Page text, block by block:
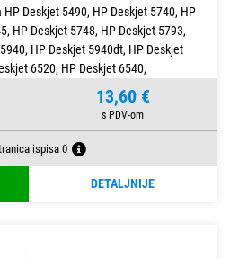
Deskjet 5490, HP Deskjet 5740, HP
HP Deskjet 5748, HP Deskjet 5793,
HP Deskjet 5940dt, HP Deskjet
6520, HP Deskjet 6540,
13,60 €
ispisa 0
DETALJNIJE